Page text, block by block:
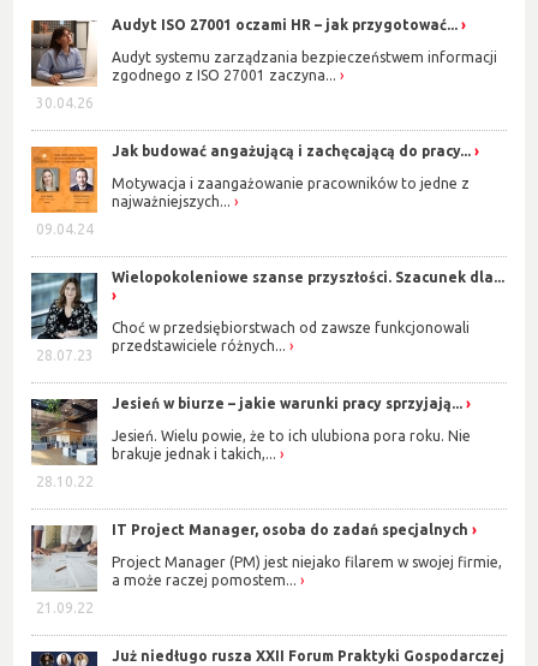
30.04.26
Audyt ISO 27001 oczami HR – jak przygotować...
Audyt systemu zarządzania bezpieczeństwem informacji
zgodnego z ISO 27001 zaczyna...
09.04.24
Jak budować angażującą i zachęcającą do pracy...
Motywacja i zaangażowanie pracowników to jedne z
najważniejszych...
28.07.23
Wielopokoleniowe szanse przyszłości. Szacunek dla...
Choć w przedsiębiorstwach od zawsze funkcjonowali
przedstawiciele różnych...
28.10.22
Jesień w biurze – jakie warunki pracy sprzyjają...
Jesień. Wielu powie, że to ich ulubiona pora roku. Nie
brakuje jednak i takich,...
21.09.22
IT Project Manager, osoba do zadań specjalnych
Project Manager (PM) jest niejako filarem w swojej firmie,
a może raczej pomostem...
Już niedługo rusza XXII Forum Praktyki Gospodarczej